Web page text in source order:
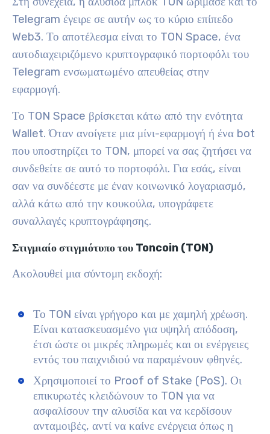
Telegram έγειρε σε αυτήν ως το κύριο επίπεδο
Web3. Το αποτέλεσμα είναι το TON Space, ένα
αυτοδιαχειριζόμενο κρυπτογραφικό πορτοφόλι του
Telegram ενσωματωμένο απευθείας στην
εφαρμογή.
Το TON Space βρίσκεται κάτω από την ενότητα
Wallet. Όταν ανοίγετε μια μίνι-εφαρμογή ή ένα bot
που υποστηρίζει το TON, μπορεί να σας ζητήσει να
συνδεθείτε σε αυτό το πορτοφόλι. Για εσάς, είναι
σαν να συνδέεστε με έναν κοινωνικό λογαριασμό,
αλλά κάτω από την κουκούλα, υπογράφετε
συναλλαγές κρυπτογράφησης.
Στιγμιαίο στιγμιότυπο του Toncoin (TON)
Ακολουθεί μια σύντομη εκδοχή:
Το TON είναι γρήγορο και με χαμηλή χρέωση.
Είναι κατασκευασμένο για υψηλή απόδοση,
έτσι ώστε οι μικρές πληρωμές και οι ενέργειες
εντός του παιχνιδιού να παραμένουν φθηνές.
Χρησιμοποιεί το Proof of Stake (PoS). Οι
επικυρωτές κλειδώνουν το TON για να
ασφαλίσουν την αλυσίδα και να κερδίσουν
ανταμοιβές, αντί να καίνε ενέργεια όπως η